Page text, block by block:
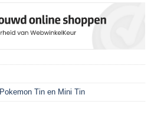
Pokemon Tin en Mini Tin